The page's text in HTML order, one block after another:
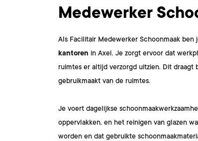
Medewerker
Als Facilitair Medewerker Schoonmaak
kantoren in Axel. Je zorgt ervoor dat
ruimtes er altijd verzorgd uitzien. Dit
gebruikmaakt van de ruimtes.
Je voert dagelijkse
oppervlakken, en het reinigen van glazen
worden en dat gebruikte